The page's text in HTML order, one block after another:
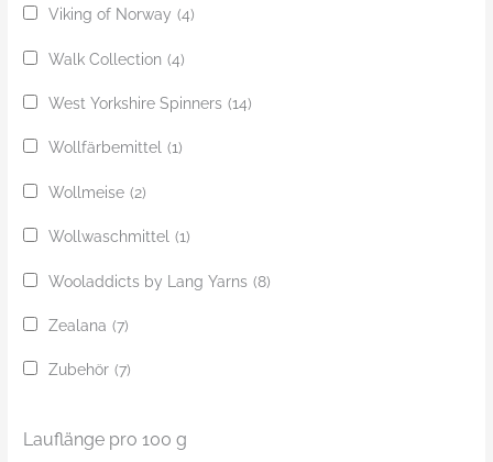
Viking of Norway (4)
Walk Collection (4)
West Yorkshire Spinners (14)
Wollfärbemittel (1)
Wollmeise (2)
Wollwaschmittel (1)
Wooladdicts by Lang Yarns (8)
Zealana (7)
Zubehör (7)
Lauflänge pro 100 g